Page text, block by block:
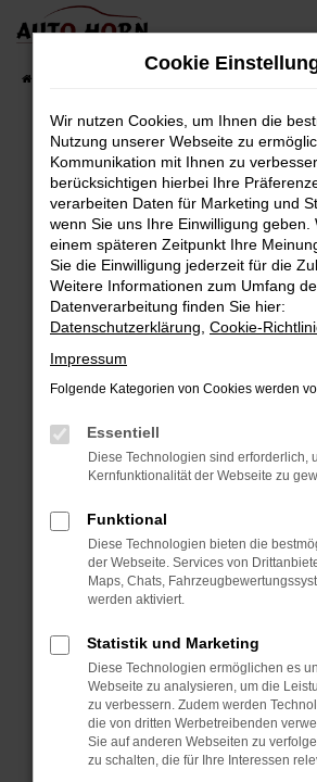
Zum
springen
Fahrzeugbestand
Fehler: Network
Beim Laden ist ein Fehler
Hier sind ein paar Tipps, die dir
Überprüfe deine Firewall und
Internetverbindung.
Laden andere Webseiten, zum
Suchmaschine?
Prüfe deine
können das Laden bestimmter
verhindern. Funktioniert die
anderen Browser oder in
Starte dein Gerät neu.
Das kann manchmal helfen,
Probleme zu beheben.
Betriebssystem auf dem
sind.
Veraltete Software birgt nicht
Sicherheitsrisiko, sondern kann
führen, dass bestimmte
unterstützt werden.
Cookie
Wir nutzen Cookies, um Ihnen die
Nutzung unserer Webseite zu
Kommunikation mit Ihnen zu
berücksichtigen hierbei Ihre
verarbeiten Daten für Marketing und
wenn Sie uns Ihre Einwilligung geben.
einem späteren Zeitpunkt Ihre
Sie die Einwilligung jederzeit für die
Weitere Informationen zum Umfang
Datenverarbeitung finden Sie hier:
Datenschutzerklärung Cookie-
Impressum
Folgende Kategorien von Cookies werden
Essentiell
Diese Technologien sind erforderlich,
Kernfunktionalität der Webseite zu
Funktional
Diese Technologien bieten die
der Webseite. Services von
Maps, Chats,
werden aktiviert.
Statistik und Marketing
Diese Technologien ermöglichen es
Webseite zu analysieren, um die
zu verbessern. Zudem werden
die von dritten Werbetreibenden
Sie auf anderen Webseiten zu
zu schalten, die für Ihre Interessen